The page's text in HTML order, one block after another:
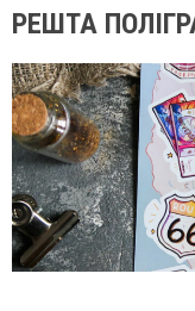
РЕШТА